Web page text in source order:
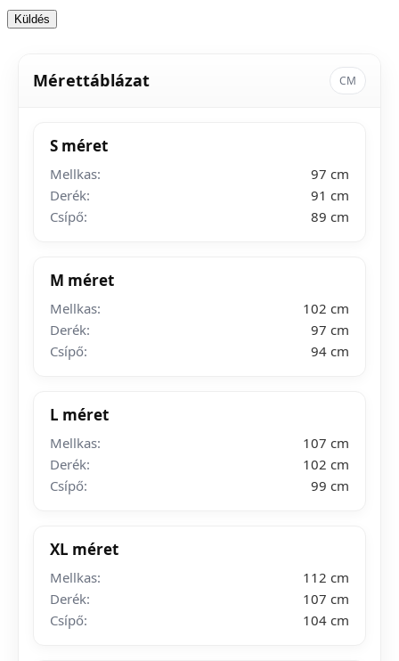
Mérettáblázat CM
S méret
Mellkas:
97 cm
Derék:
91 cm
Csípő:
89 cm
M méret
Mellkas:
102 cm
Derék:
97 cm
Csípő:
94 cm
L méret
Mellkas:
107 cm
Derék:
102 cm
Csípő:
99 cm
XL méret
Mellkas:
112 cm
Derék:
107 cm
Csípő:
104 cm